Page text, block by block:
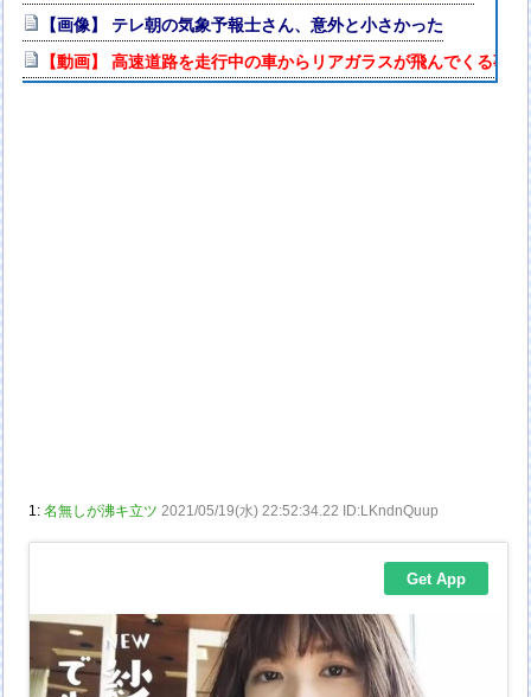
【画像】 テレ朝の気象予報士さん、意外と小さかった
【動画】 高速道路を走行中の車からリアガラスが飛んでくる事
1:名無しが沸キ立ツ 2021/05/19(水) 22:52:34.22 ID:LKndnQuup